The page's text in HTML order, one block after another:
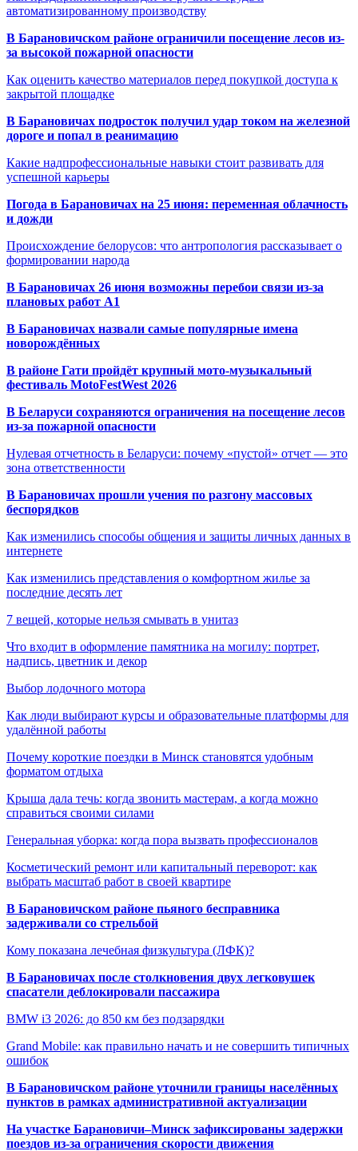
автоматизированному производству
В Барановичском районе ограничили посещение лесов из-
за высокой пожарной опасности
Как оценить качество материалов перед покупкой доступа к
закрытой площадке
В Барановичах подросток получил удар током на железной
дороге и попал в реанимацию
Какие надпрофессиональные навыки стоит развивать для
успешной карьеры
Погода в Барановичах на 25 июня: переменная облачность
и дожди
Происхождение белорусов: что антропология рассказывает о
формировании народа
В Барановичах 26 июня возможны перебои связи из-за
плановых работ A1
В Барановичах назвали самые популярные имена
новорождённых
В районе Гати пройдёт крупный мото-музыкальный
фестиваль MotoFestWest 2026
В Беларуси сохраняются ограничения на посещение лесов
из-за пожарной опасности
Нулевая отчетность в Беларуси: почему «пустой» отчет — это
зона ответственности
В Барановичах прошли учения по разгону массовых
беспорядков
Как изменились способы общения и защиты личных данных в
интернете
Как изменились представления о комфортном жилье за
последние десять лет
7 вещей, которые нельзя смывать в унитаз
Что входит в оформление памятника на могилу: портрет,
надпись, цветник и декор
Выбор лодочного мотора
Как люди выбирают курсы и образовательные платформы для
удалённой работы
Почему короткие поездки в Минск становятся удобным
форматом отдыха
Крыша дала течь: когда звонить мастерам, а когда можно
справиться своими силами
Генеральная уборка: когда пора вызвать профессионалов
Косметический ремонт или капитальный переворот: как
выбрать масштаб работ в своей квартире
В Барановичском районе пьяного бесправника
задерживали со стрельбой
Кому показана лечебная физкультура (ЛФК)?
В Барановичах после столкновения двух легковушек
спасатели деблокировали пассажира
BMW i3 2026: до 850 км без подзарядки
Grand Mobile: как правильно начать и не совершить типичных
ошибок
В Барановичском районе уточнили границы населённых
пунктов в рамках административной актуализации
На участке Барановичи–Минск зафиксированы задержки
поездов из-за ограничения скорости движения